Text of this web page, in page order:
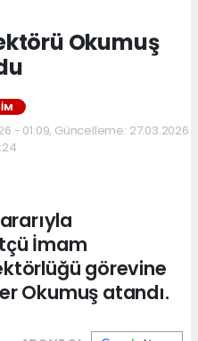
Okumuş
- 01:09, Güncelleme: 27.03.2026
İmam
görevine
Okumuş atandı.